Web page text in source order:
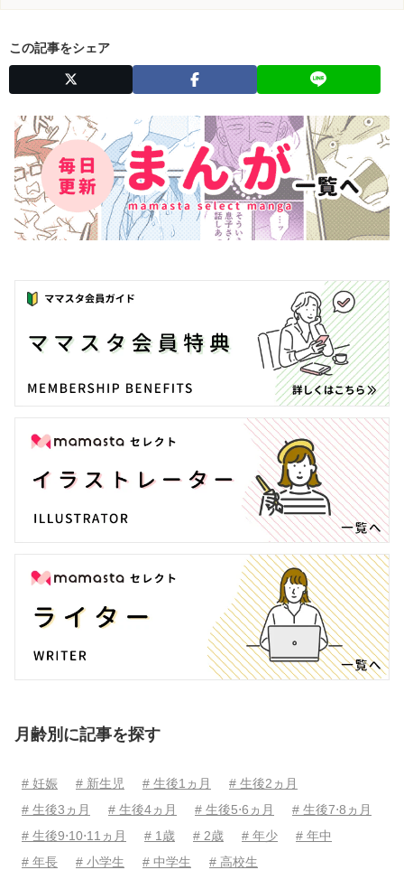
この記事をシェア
月齢別に記事を探す
# 妊娠 # 新生児 # 生後1ヵ月
# 生後2ヵ月
# 生後3ヵ月
# 生後4ヵ月 # 生後5⋅6ヵ月
# 生後7⋅8ヵ月
# 生後9⋅10⋅11ヵ月
# 1歳 # 2歳 # 年少
# 年中
# 年長
# 小学生 # 中学生 # 高校生